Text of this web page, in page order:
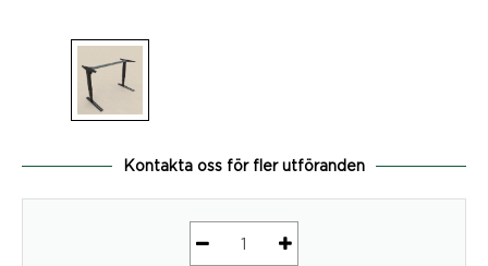
Kontakta oss för fler utföranden
Elektriskt